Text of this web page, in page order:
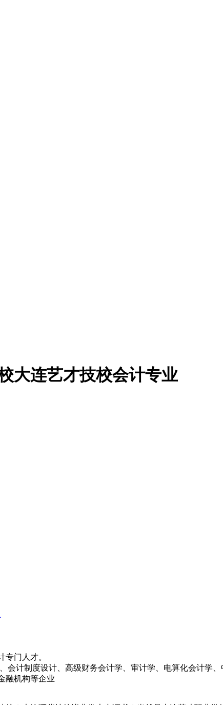
大连艺才技校会计专业
门人才。
计制度设计、高级财务会计学、审计学、电算化会计学、
融机构等企业